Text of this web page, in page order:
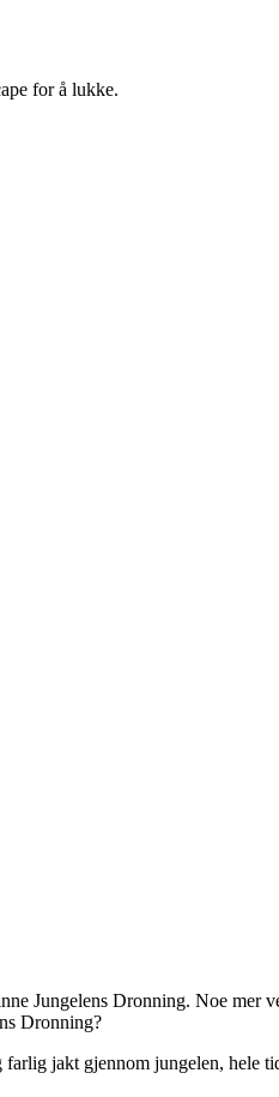
for å lukke.
Jungelens Dronning. Noe
Dronning?
jakt gjennom jungelen, hele